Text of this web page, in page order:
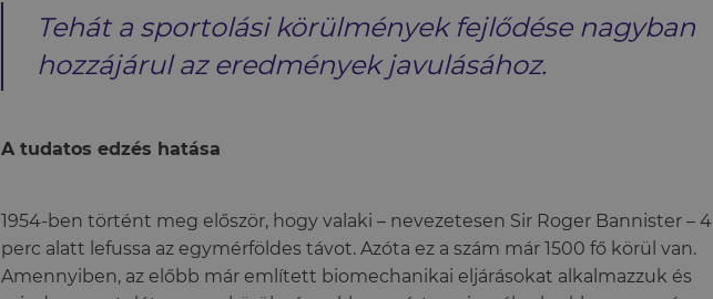
Tehát a sportolási körülmények fejlődése nagyban
hozzájárul az eredmények javulásához.
A tudatos edzés hatása
1954-ben történt meg először, hogy valaki – nevezetesen Sir Roger Bannister – 4
perc alatt lefussa az egymérföldes távot. Azóta ez a szám már 1500 fő körül van.
Amennyiben, az előbb már említett biomechanikai eljárásokat alkalmazzuk és